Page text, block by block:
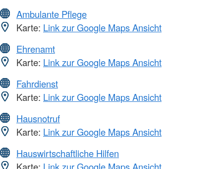
Ambulante Pflege
Karte: Link zur Google Maps Ansicht
Ehrenamt
Karte: Link zur Google Maps Ansicht
Fahrdienst
Karte: Link zur Google Maps Ansicht
Hausnotruf
Karte: Link zur Google Maps Ansicht
Hauswirtschaftliche Hilfen